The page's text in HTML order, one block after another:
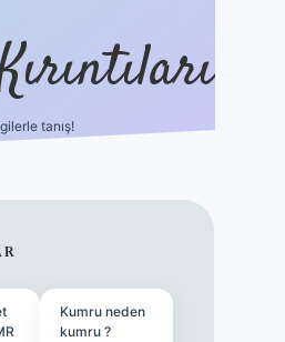
tanış!
Kumru neden
kumru ?
ilbet